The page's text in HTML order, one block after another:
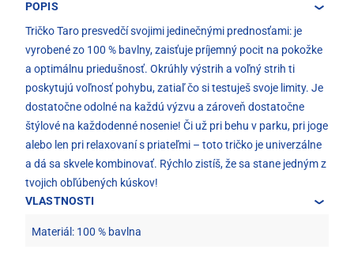
POPIS
Tričko Taro presvedčí svojimi jedinečnými prednosťami: je
vyrobené zo 100 % bavlny, zaisťuje príjemný pocit na pokožke
a optimálnu priedušnosť. Okrúhly výstrih a voľný strih ti
poskytujú voľnosť pohybu, zatiaľ čo si testuješ svoje limity. Je
dostatočne odolné na každú výzvu a zároveň dostatočne
štýlové na každodenné nosenie! Či už pri behu v parku, pri joge
alebo len pri relaxovaní s priateľmi – toto tričko je univerzálne
a dá sa skvele kombinovať. Rýchlo zistíš, že sa stane jedným z
tvojich obľúbených kúskov!
VLASTNOSTI
Materiál: 100 % bavlna